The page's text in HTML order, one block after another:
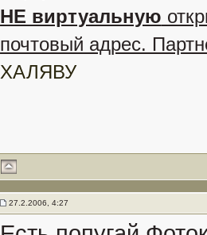
НЕ виртуальную
почтовый адрес.
ХАЛЯВУ
27.2.2006, 4:27